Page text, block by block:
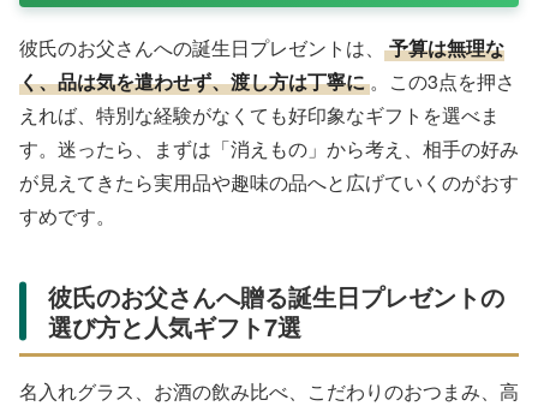
彼氏のお父さんへの誕生日プレゼントは、
予算は無理な
く、品は気を遣わせず、渡し方は丁寧に 。この3点を押さ
えれば、特別な経験がなくても好印象なギフトを選べま
す。迷ったら、まずは「消えもの」から考え、相手の好み
が見えてきたら実用品や趣味の品へと広げていくのがおす
すめです。
彼氏のお父さんへ贈る誕生日プレゼントの
選び方と人気ギフト7選
名入れグラス、お酒の飲み比べ、こだわりのおつまみ、高